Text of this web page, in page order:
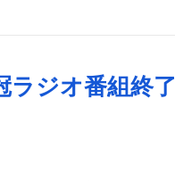
ラジオ番組終了